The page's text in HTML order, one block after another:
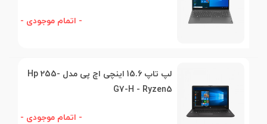
- اتمام موجودی -
لپ تاپ 15.6 اینچی اچ پی مدل Hp 255-
G7-H - Ryzen5
- اتمام موجودی -